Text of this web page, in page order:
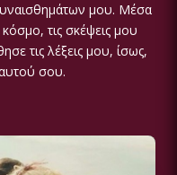
μου. Μέσα
τις σκέψεις μου
τις λέξεις μου, ίσως,
σου.